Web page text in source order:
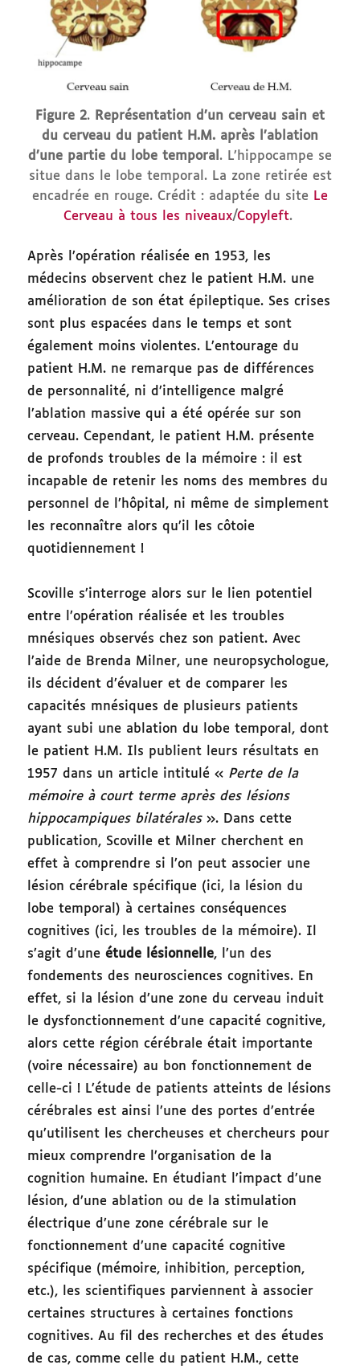
Figure 2. Représentation d’un cerveau sain et
du cerveau du patient H.M. après l’ablation
d’une partie du lobe temporal. L’hippocampe se
situe dans le lobe temporal. La zone retirée est
encadrée en rouge. Crédit : adaptée du site Le
Cerveau à tous les niveaux/Copyleft.
Après l’opération réalisée en 1953, les
médecins observent chez le patient H.M. une
amélioration de son état épileptique. Ses crises
sont plus espacées dans le temps et sont
également moins violentes. L’entourage du
patient H.M. ne remarque pas de différences
de personnalité, ni d’intelligence malgré
l’ablation massive qui a été opérée sur son
cerveau. Cependant, le patient H.M. présente
de profonds troubles de la mémoire : il est
incapable de retenir les noms des membres du
personnel de l’hôpital, ni même de simplement
les reconnaître alors qu’il les côtoie
quotidiennement !
Scoville s’interroge alors sur le lien potentiel
entre l’opération réalisée et les troubles
mnésiques observés chez son patient. Avec
l’aide de Brenda Milner, une neuropsychologue,
ils décident d’évaluer et de comparer les
capacités mnésiques de plusieurs patients
ayant subi une ablation du lobe temporal, dont
le patient H.M. Ils publient leurs résultats en
1957 dans un article intitulé « Perte de la
mémoire à court terme après des lésions
hippocampiques bilatérales». Dans cette
publication, Scoville et Milner cherchent en
effet à comprendre si l’on peut associer une
lésion cérébrale spécifique (ici, la lésion du
lobe temporal) à certaines conséquences
cognitives (ici, les troubles de la mémoire). Il
s’agit d’uneétude lésionnelle, l’un des
fondements des neurosciences cognitives. En
effet, si la lésion d’une zone du cerveau induit
le dysfonctionnement d’une capacité cognitive,
alors cette région cérébrale était importante
(voire nécessaire) au bon fonctionnement de
celle-ci ! L’étude de patients atteints de lésions
cérébrales est ainsi l’une des portes d’entrée
qu’utilisent les chercheuses et chercheurs pour
mieux comprendre l’organisation de la
cognition humaine. En étudiant l’impact d’une
lésion, d’une ablation ou de la stimulation
électrique d’une zone cérébrale sur le
fonctionnement d’une capacité cognitive
spécifique (mémoire, inhibition, perception,
etc.), les scientifiques parviennent à associer
certaines structures à certaines fonctions
cognitives. Au fil des recherches et des études
de cas, comme celle du patient H.M., cette